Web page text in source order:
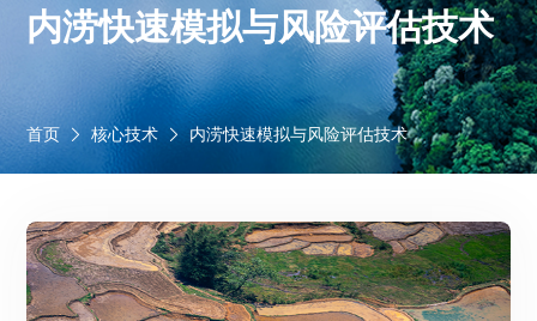
首页 核心技术 内涝快速模拟与风险评估技术
内涝快速模拟与风险评估技术